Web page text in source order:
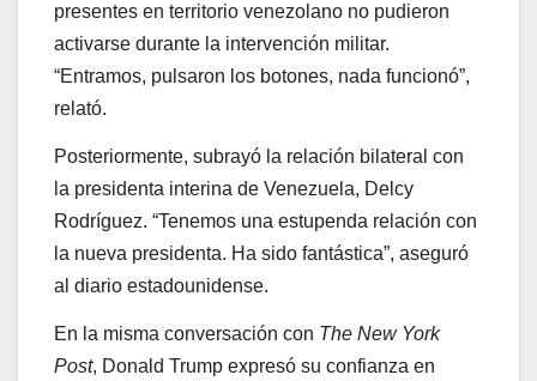
presentes en territorio venezolano no pudieron
activarse durante la intervención militar.
“Entramos, pulsaron los botones, nada funcionó”,
relató.
Posteriormente, subrayó la relación bilateral con
la presidenta interina de Venezuela, Delcy
Rodríguez. “Tenemos una estupenda relación con
la nueva presidenta. Ha sido fantástica”, aseguró
al diario estadounidense.
En la misma conversación con The New York
Post, Donald Trump expresó su confianza en